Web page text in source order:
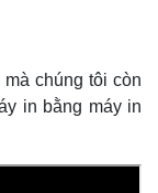
chúng tôi còn
in bằng máy in